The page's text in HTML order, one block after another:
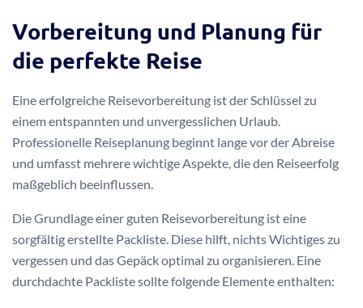
Vorbereitung und Planung für
die perfekte Reise
Eine erfolgreiche Reisevorbereitung ist der Schlüssel zu
einem entspannten und unvergesslichen Urlaub.
Professionelle Reiseplanung beginnt lange vor der Abreise
und umfasst mehrere wichtige Aspekte, die den Reiseerfolg
maßgeblich beeinflussen.
Die Grundlage einer guten Reisevorbereitung ist eine
sorgfältig erstellte Packliste. Diese hilft, nichts Wichtiges zu
vergessen und das Gepäck optimal zu organisieren. Eine
durchdachte Packliste sollte folgende Elemente enthalten: